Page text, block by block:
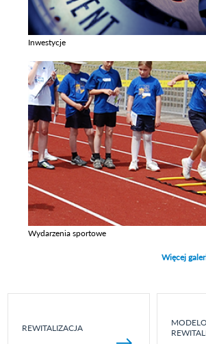
Inwestycje
Wydarzenia sportowe
Więcej
REWITALIZACJA